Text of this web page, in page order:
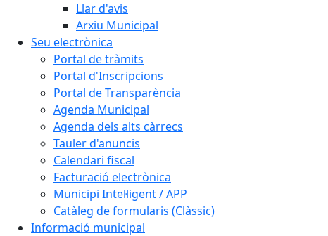
Llar d'avis
Arxiu Municipal
Seu electrònica
Portal de tràmits
Portal d'Inscripcions
Portal de Transparència
Agenda Municipal
Agenda dels alts càrrecs
Tauler d'anuncis
Calendari fiscal
Facturació electrònica
Municipi Intel·ligent / APP
Catàleg de formularis (Clàssic)
Informació municipal